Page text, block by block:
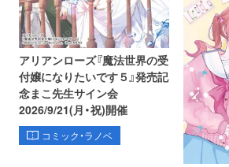
アリアンローズ『魔法世界の受
付嬢になりたいです５』発売記
念まこ先生サイン会
2026/9/21(月・祝)開催
コミック・ラノベ